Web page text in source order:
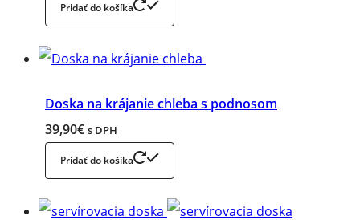
Pridať do košíka
Doska na krájanie chleba s podnosom
39,90€ s DPH
Pridať do košíka